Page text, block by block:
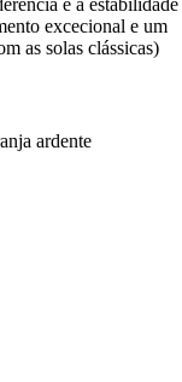
e a estabilidade
excecional e um
as solas clássicas)
ardente